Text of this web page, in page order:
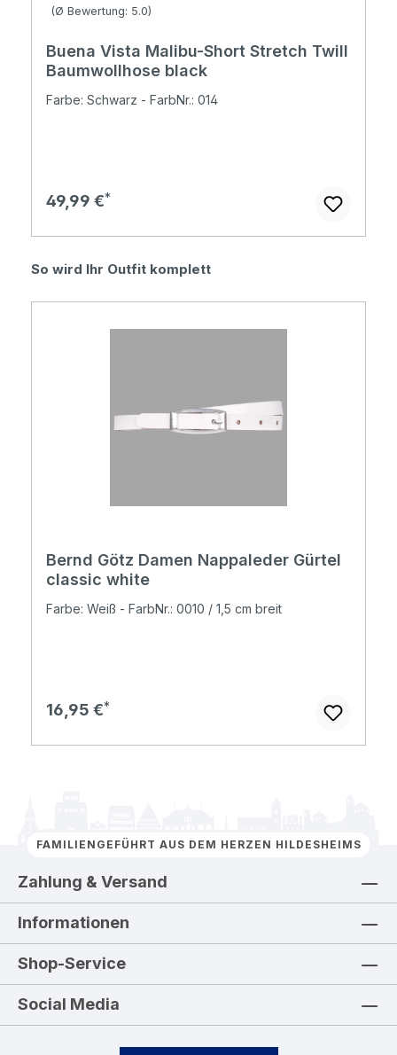
(Ø Bewertung: 5.0)
Buena Vista Malibu-Short Stretch Twill
Baumwollhose black
Farbe: Schwarz - FarbNr.: 014
Regulärer Preis:
49,99 €
Produktgalerie überspringen
So wird Ihr Outfit komplett
Bernd Götz Damen Nappaleder Gürtel
classic white
Farbe: Weiß - FarbNr.: 0010 / 1,5 cm breit
Regulärer Preis:
16,95 €
FAMILIENGEFÜHRT AUS DEM HERZEN HILDESHEIMS
Zahlung & Versand
Informationen
Shop-Service
Social Media